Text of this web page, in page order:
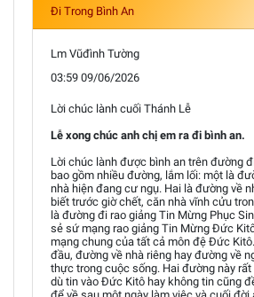
Đi Trong Bình An
Lm Vũđình Tường
03:59 09/06/2026
Lời chúc lành cuối Thánh Lễ
Lễ xong chúc anh chị em ra đi bình an.
Lời chúc lành được bình an trên đường
bao gồm nhiều đường, lắm lối: một là
nhà hiện đang cư ngụ. Hai là đường về
biết trước giờ chết, căn nhà vĩnh cửu
là đường đi rao giảng Tin Mừng Phục
sẻ sứ mạng rao giảng Tin Mừng Đức
mạng chung của tất cả môn đệ Đức
đầu, đường về nhà riêng hay đường về
thực trong cuộc sống. Hai đường này rất
dù tin vào Đức Kitô hay không tin cũng